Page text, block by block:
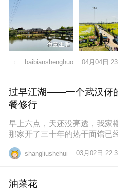
baibianshenghuo 04月04日
过早江湖——一个武汉伢
餐修行
早上六点，天还没亮透，我家
那家开了三十年的热干面馆已
速快得像弹钢琴。一勺芝麻酱
shangliushehui 03月02日
油菜花